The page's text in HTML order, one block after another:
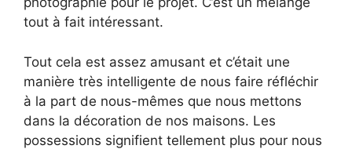
tout à fait intéressant.
Tout cela est assez amusant et c’était une
manière très intelligente de nous faire réfléchir
à la part de nous-mêmes que nous mettons
dans la décoration de nos maisons. Les
possessions signifient tellement plus pour nous